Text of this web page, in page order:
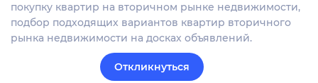
покупку квартир на вторичном рынке недвижимости,
подбор подходящих вариантов квартир вторичного
рынка недвижимости на досках объявлений.
Откликнуться